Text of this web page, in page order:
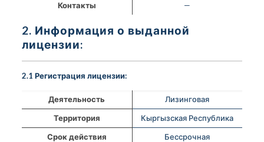
Контакты
—
2. Информация о выданной
лицензии:
2.1 Регистрация лицензии:
Деятельность
Лизинговая
Территория
Кыргызская Республика
Срок действия
Бессрочная